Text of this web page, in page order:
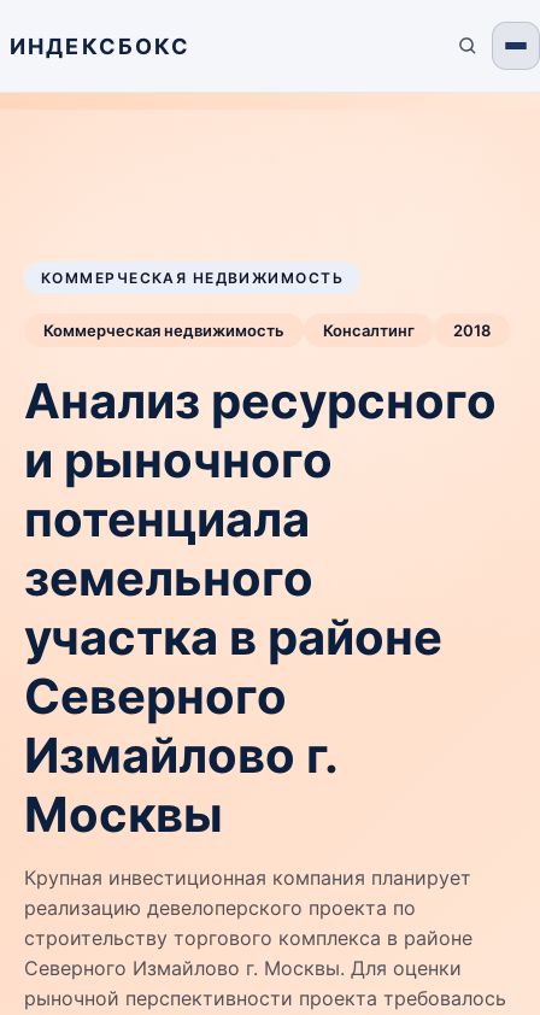
ИНДЕКСБОКС
КОММЕРЧЕСКАЯ НЕДВИЖИМОСТЬ
Коммерческая недвижимость Консалтинг 2018
Анализ ресурсного
и рыночного
потенциала
земельного
участка в районе
Северного
Измайлово г.
Москвы
Крупная инвестиционная компания планирует
реализацию девелоперского проекта по
строительству торгового комплекса в районе
Северного Измайлово г. Москвы. Для оценки
рыночной перспективности проекта требовалось